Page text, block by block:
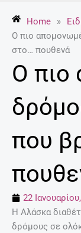
Home »
Ο πιο
στο… πουθενά
Ο πιο
που
22
Η Αλάσκα
δρόμους σε